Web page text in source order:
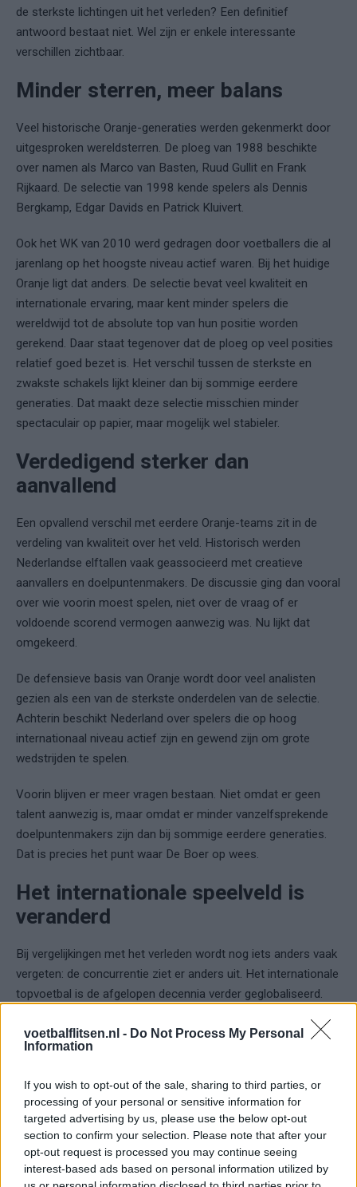
voetbalflitsen.nl - Do Not Process My Personal
Information
If you wish to opt-out of the sale, sharing to third parties, or
processing of your personal or sensitive information for
targeted advertising by us, please use the below opt-out
section to confirm your selection. Please note that after your
opt-out request is processed you may continue seeing
interest-based ads based on personal information utilized by
de sterkste lichtingen uit het verleden? Een definitief
antwoord bestaat niet. Wel zijn er enkele interessante
verschillen zichtbaar.
Minder sterren, meer balans
Veel historische Oranje-generaties werden gekenmerkt door
uitgesproken wereldsterren. De ploeg van 1988 beschikte
over namen als Marco van Basten, Ruud Gullit en Frank
Rijkaard. De selectie van 1998 kende spelers als Dennis
Bergkamp, Edgar Davids en Patrick Kluivert.
Ook het WK van 2010 werd gedragen door voetballers die al
jarenlang op het hoogste niveau actief waren. Bij het huidige
Oranje ligt dat anders. De selectie bevat veel kwaliteit en
internationale ervaring, maar kent minder spelers die
wereldwijd tot de absolute top van hun positie worden
gerekend. Daar staat tegenover dat de ploeg op veel posities
relatief goed bezet is. Het verschil tussen de sterkste en
zwakste schakels lijkt kleiner dan bij sommige eerdere
generaties. Dat maakt deze selectie misschien minder
spectaculair op papier, maar mogelijk wel stabieler.
Verdedigend sterker dan
aanvallend
Een opvallend verschil met eerdere Oranje-teams zit in de
verdeling van kwaliteit over het veld. Historisch werden
Nederlandse elftallen vaak geassocieerd met creatieve
aanvallers en doelpuntenmakers. De discussie ging dan vooral
over wie voorin moest spelen, niet over de vraag of er
voldoende scorend vermogen aanwezig was. Nu lijkt dat
omgekeerd.
De defensieve basis van Oranje wordt door veel analisten
gezien als een van de sterkste onderdelen van de selectie.
Achterin beschikt Nederland over spelers die op hoog
internationaal niveau actief zijn en gewend zijn om grote
wedstrijden te spelen.
Voorin blijven er meer vragen bestaan. Niet omdat er geen
talent aanwezig is, maar omdat er minder vanzelfsprekende
doelpuntenmakers zijn dan bij sommige eerdere generaties.
Dat is precies het punt waar De Boer op wees.
Het internationale speelveld is
veranderd
Bij vergelijkingen met het verleden wordt nog iets anders vaak
vergeten: de concurrentie ziet er anders uit. Het internationale
topvoetbal is de afgelopen decennia verder geglobaliseerd.
verschil tussen traditionele toplanden en uitdagers lijkt kleiner
geworden.
Daardoor zegt een vergelijking tussen generaties niet alleen
iets over Oranje zelf, maar ook over de omgeving waarin die
ploegen opereren. De selectie van 1998 wordt vaak gezien als
een van de sterkste uit de Nederlandse geschiedenis. Toch
speelde die ploeg in een andere internationale context dan het